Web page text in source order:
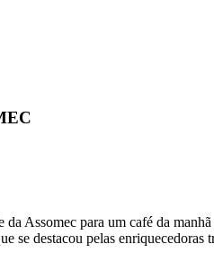
Assomec para um café da
destacou pelas